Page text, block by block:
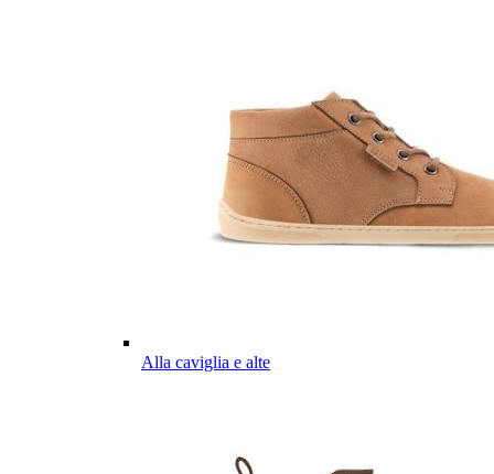
Alla caviglia e alte